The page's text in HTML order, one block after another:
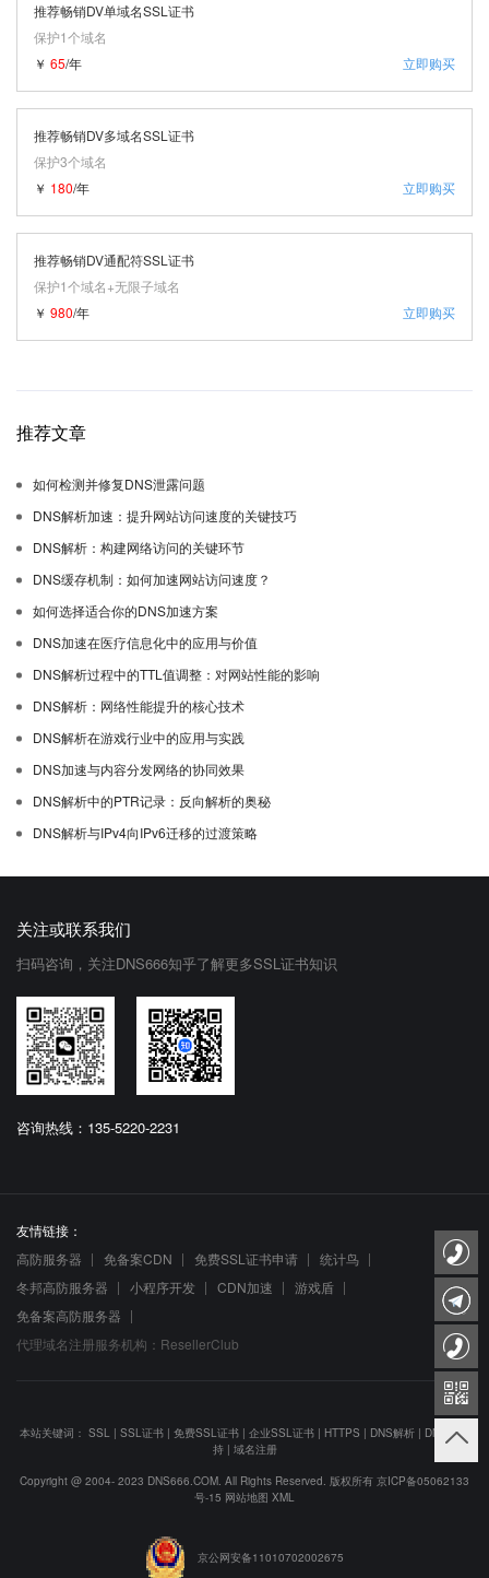
推荐畅销DV单域名SSL证书
保护1个域名
立即购买
￥ 65/年
推荐畅销DV多域名SSL证书
保护3个域名
立即购买
￥ 180/年
推荐畅销DV通配符SSL证书
保护1个域名+无限子域名
立即购买
￥ 980/年
推荐文章
如何检测并修复DNS泄露问题
DNS解析加速：提升网站访问速度的关键技巧
DNS解析：构建网络访问的关键环节
DNS缓存机制：如何加速网站访问速度？
如何选择适合你的DNS加速方案
DNS加速在医疗信息化中的应用与价值
DNS解析过程中的TTL值调整：对网站性能的影响
DNS解析：网络性能提升的核心技术
DNS解析在游戏行业中的应用与实践
DNS加速与内容分发网络的协同效果
DNS解析中的PTR记录：反向解析的奥秘
DNS解析与IPv4向IPv6迁移的过渡策略
关注或联系我们
扫码咨询，关注DNS666知乎了解更多SSL证书知识
咨询热线：135-5220-2231
友情链接：
高防服务器
免备案CDN 免费SSL证书申请
统计鸟
冬邦高防服务器
小程序开发 CDN加速
游戏盾
免备案高防服务器
代理域名注册服务机构：ResellerClub
本站关键词： SSL | SSL证书 | 免费SSL证书 | 企业SSL证书 | HTTPS | DNS解析 | DNS防劫
持| 域名注册
Copyright @ 2004- 2023 DNS666.COM. All Rights Reserved. 版权所有 京ICP备05062133
号-15 网站地图 XML
京公网安备11010702002675